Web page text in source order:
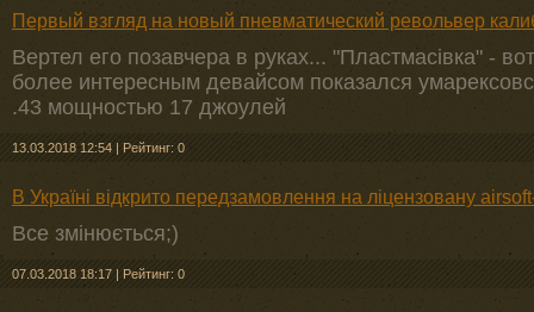
Первый взгляд на новый пневматический револьвер
Вертел его позавчера в руках... "Пластмасівка" -
более интересным девайсом показался
.43 мощностью 17 джоулей
13.03.2018 12:54 | Рейтинг: 0
В Україні відкрито передзамовлення на ліцензовану
Все змінюється;)
07.03.2018 18:17 | Рейтинг: 0